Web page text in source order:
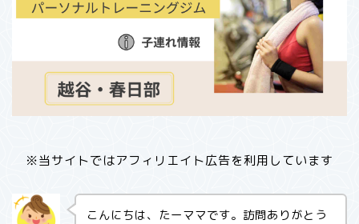
※当サイトではアフィリエイト広告を利用しています
こんにちは、たーママです。訪問ありがとう